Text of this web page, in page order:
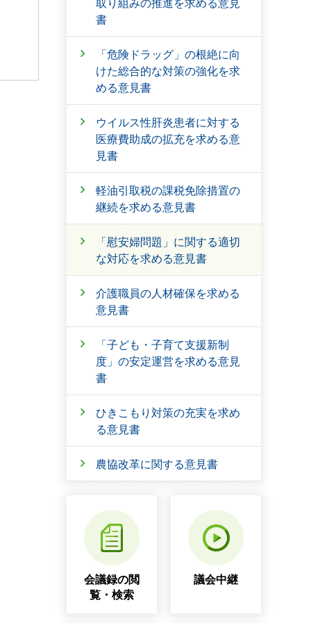
取り組みの推進を求める意見
書
「危険ドラッグ」の根絶に向
けた総合的な対策の強化を求
める意見書
ウイルス性肝炎患者に対する
医療費助成の拡充を求める意
見書
軽油引取税の課税免除措置の
継続を求める意見書
「慰安婦問題」に関する適切
な対応を求める意見書
介護職員の人材確保を求める
意見書
「子ども・子育て支援新制
度」の安定運営を求める意見
書
ひきこもり対策の充実を求め
る意見書
農協改革に関する意見書
会議録の閲
覧・検索
議会中継